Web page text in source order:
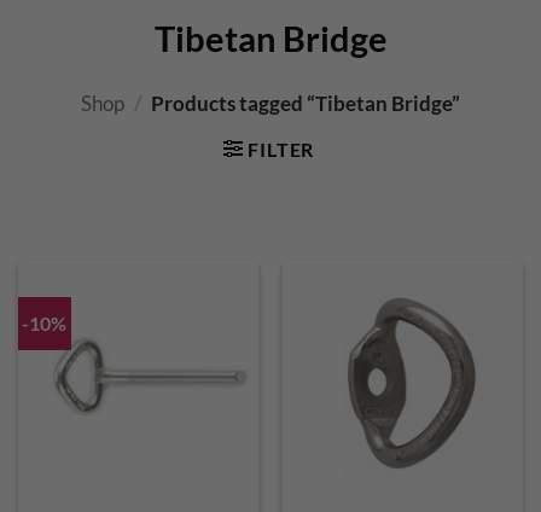
Tibetan Bridge
Shop / Products tagged “Tibetan Bridge”
FILTER
-10%